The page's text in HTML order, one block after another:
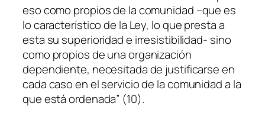
eso como propios de la comunidad –que es
lo característico de la Ley, lo que presta a
esta su superioridad e irresistibilidad- sino
como propios de una organización
dependiente, necesitada de justificarse en
cada caso en el servicio de la comunidad a la
que está ordenada” (10).